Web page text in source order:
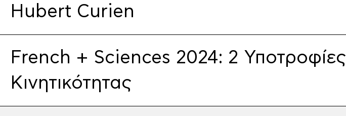
Hubert Curien
French + Sciences 2024: 2 Υποτροφίες
Κινητικότητας